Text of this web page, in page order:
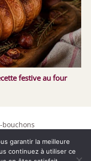
festive au four
garantir la meilleure
continuez à utiliser ce